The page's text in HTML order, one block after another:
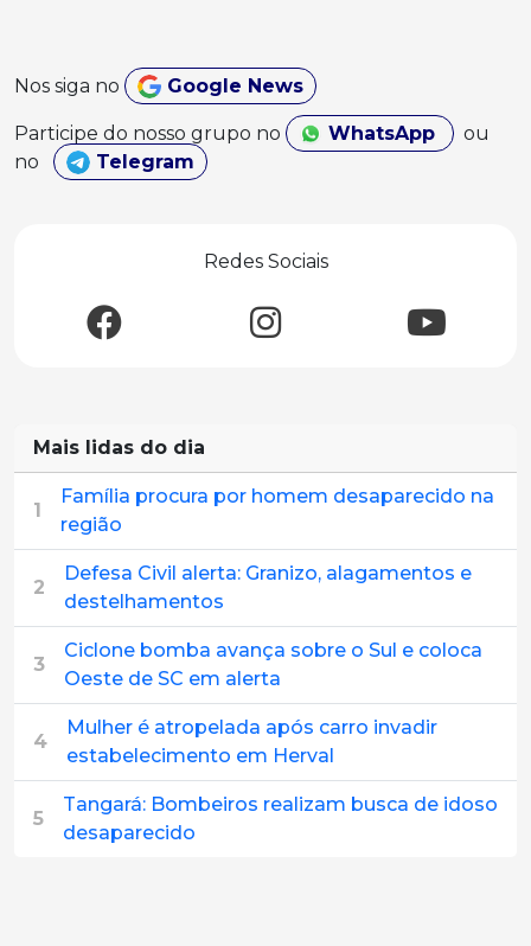
Nos siga no Google News
Participe do nosso grupo no WhatsApp
ou
no
Telegram
Redes Sociais
Mais lidas do dia
1
Família procura por homem desaparecido na
região
2
Defesa Civil alerta: Granizo, alagamentos e
destelhamentos
3
Ciclone bomba avança sobre o Sul e coloca
Oeste de SC em alerta
4
Mulher é atropelada após carro invadir
estabelecimento em Herval
5
Tangará: Bombeiros realizam busca de idoso
desaparecido